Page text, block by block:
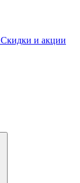
Скидки и акции